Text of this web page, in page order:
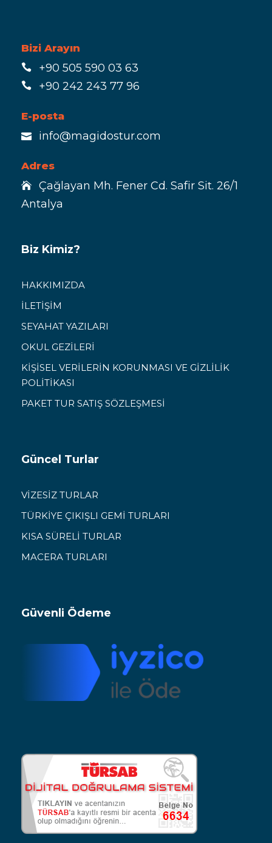
Bizi Arayın
+90 505 590 03 63
+90 242 243 77 96
E-posta
info@magidostur.com
Adres
Çağlayan Mh. Fener Cd. Safir Sit. 26/1
Antalya
Biz Kimiz?
HAKKIMIZDA
İLETİŞİM
SEYAHAT YAZILARI
OKUL GEZİLERİ
KİŞİSEL VERİLERİN KORUNMASI VE GİZLİLİK
POLİTİKASI
PAKET TUR SATIŞ SÖZLEŞMESİ
Güncel Turlar
VİZESİZ TURLAR
TÜRKİYE ÇIKIŞLI GEMİ TURLARI
KISA SÜRELİ TURLAR
MACERA TURLARI
Güvenli Ödeme